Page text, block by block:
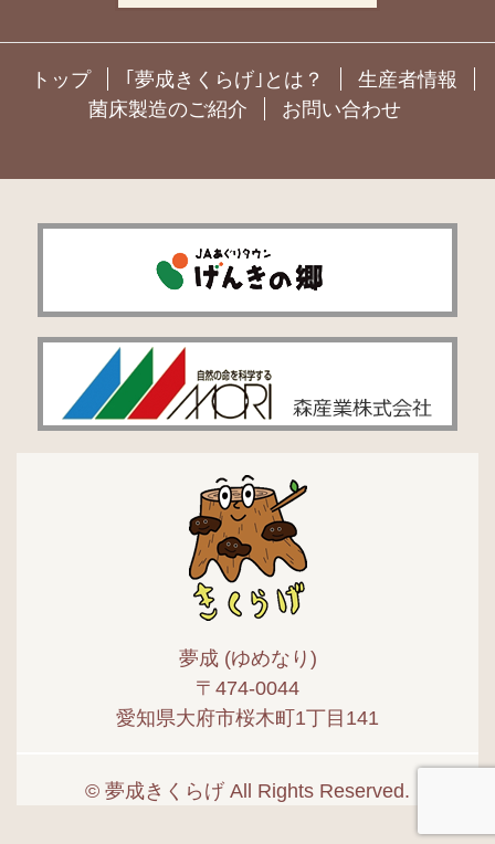
トップ ｢夢成きくらげ｣とは？
生産者情報
菌床製造のご紹介
お問い合わせ
夢成 (ゆめなり)
〒474-0044
愛知県大府市桜木町1丁目141
© 夢成きくらげ All Rights Reserved.